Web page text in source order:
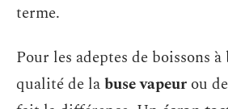
terme.
Pour les adeptes de boissons
qualité de labuse vapeur ou